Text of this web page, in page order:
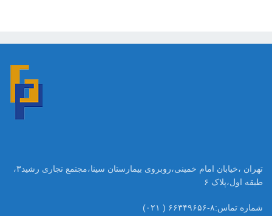
تهران ،خیابان امام خمینی،روبروی بیمارستان سینا،مجتمع تجاری رشید۳،
طبقه اول،پلاک ۶
شماره تماس:۸-۶۶۳۴۹۶۵۶ ( ۰۲۱)